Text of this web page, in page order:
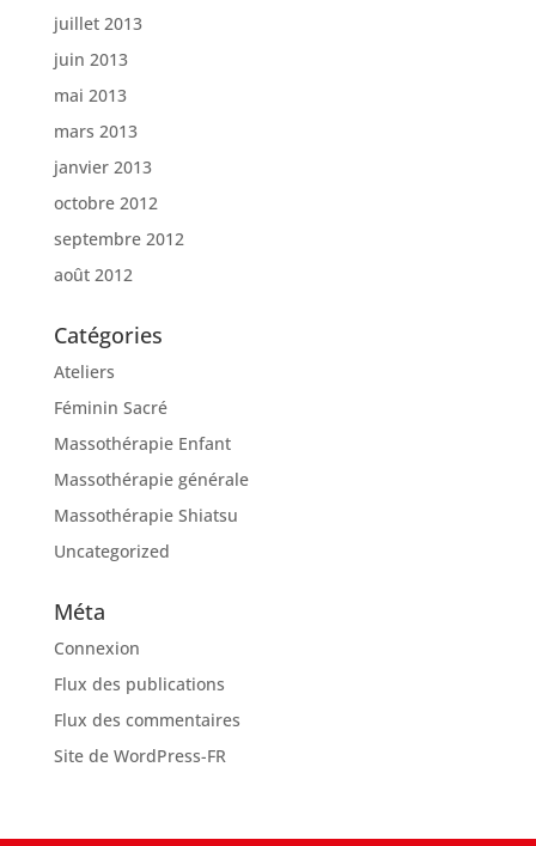
juillet 2013
juin 2013
mai 2013
mars 2013
janvier 2013
octobre 2012
septembre 2012
août 2012
Catégories
Ateliers
Féminin Sacré
Massothérapie Enfant
Massothérapie générale
Massothérapie Shiatsu
Uncategorized
Méta
Connexion
Flux des publications
Flux des commentaires
Site de WordPress-FR